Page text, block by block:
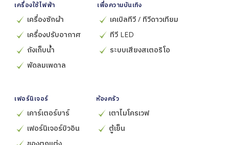
เครื่องใช้ไฟฟ้า
เครื่องซักผ้า
เครื่องปรับอากาศ
ถังเก็บน้ำ
พัดลมเพดาล
เพื่อความบันเทิง
เคเบิลทีวี / ทีวีดาวเทียม
ทีวี LED
ระบบเสียงสเตอริโอ
เฟอร์นิเจอร์
เคาร์เตอร์บาร์
เฟอร์นิเจอร์บิวอิน
ห้องครัว
เตาไมโครเวฟ
ตู้เย็น